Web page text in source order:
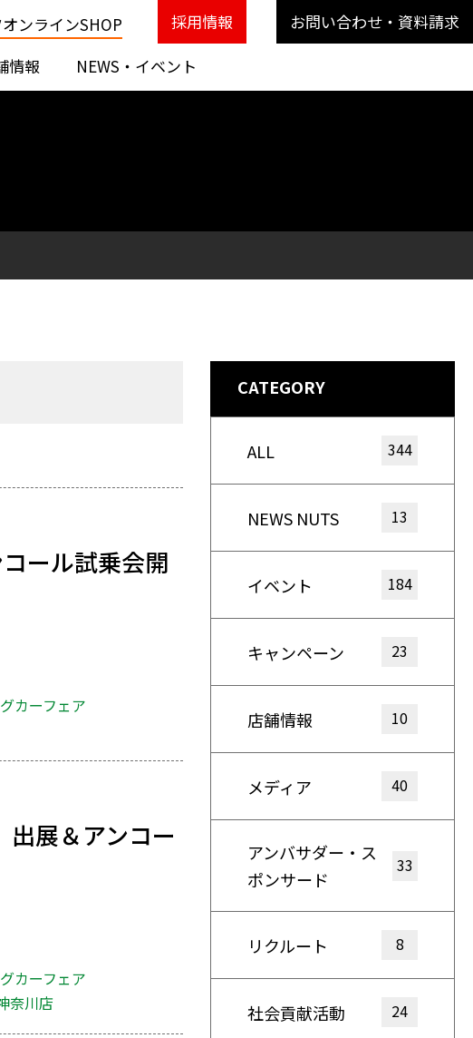
お問い合わせ・資料請求
情報 NEWS・イベント
ンラインSHOP 採用情報
ール試乗会開
カーフェア
出展＆アンコー
カーフェア
奈川店
CATEGORY
ALL 344
NEWS NUTS 13
イベント 184
キャンペーン 23
店舗情報 10
メディア 40
アンバサダー・ス
ポンサード
33
リクルート 8
社会貢献活動 24